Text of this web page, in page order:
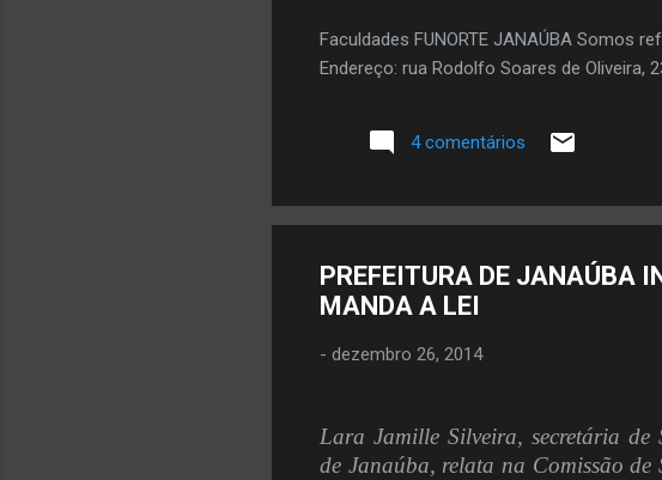
Faculdades FUNORTE JANAÚBA
Endereço: rua Rodolfo Soares de Oliveira,
4 comentários
PREFEITURA DE JANAÚBA
MANDA A LEI
- dezembro 26, 2014
Lara Jamille Silveira, secretária de
de Janaúba, relata na Comissão de